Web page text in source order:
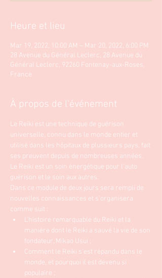
Heure et lieu
Mar 19, 2022, 10:00 AM – Mar 20, 2022, 6:00 PM
28 Avenue du Général Leclerc, 28 Avenue du
Général Leclerc, 92260 Fontenay-aux-Roses,
France
À propos de l'événement
Le Reiki est une technique de guérison
universelle, connu dans le monde entier et
utilisé dans les hôpitaux de plussieurs pays, fait
ses preuvent depuis de nombreuses années.
Le Reiki est un soin énergétique pour l'auto
guérison et le soin aux autres.
Dans ce module de deux jours sera rempli de
nouvelles connaissances et s'organisera
comme suit :
L’histoire remarquable du Reiki et la
manière dont le Reiki a sauvé la vie de son
fondateur, Mikao Usui ;
Comment le Reiki s’est répandu dans le
monde, et pourquoi il est devenu si
populaire ;